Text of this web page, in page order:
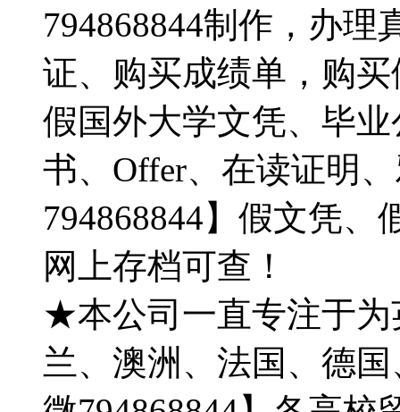
794868844制作，办
证、购买成绩单，购
假国外大学文凭、毕
书、Offer、在读证明
794868844】假文凭
网上存档可查！
★本公司一直专注于为
兰、澳洲、法国、德